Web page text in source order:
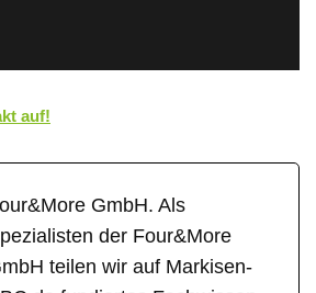
auf!
GmbH. Als
der Four&More
teilen wir auf Markisen-